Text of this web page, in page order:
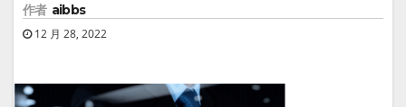
作者 aibbs
12 月 28, 2022